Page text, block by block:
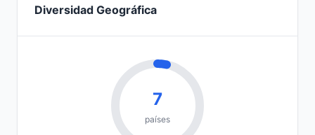
Diversidad Geográfica
7
países